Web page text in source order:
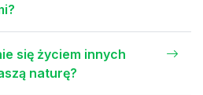
się życiem innych
naturę?